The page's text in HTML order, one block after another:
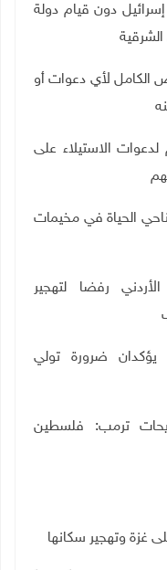
دون قيام دولة
الكامل لأي دعوات أو
الاستيلاء على
الحياة في مخيمات
رفضا لتهجير
ضرورة تولي
ترمب: فلسطين
غزة وتهجير سكانها